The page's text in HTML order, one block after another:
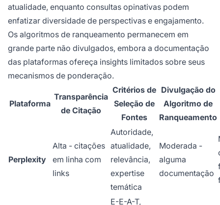
atualidade, enquanto consultas opinativas podem
enfatizar diversidade de perspectivas e engajamento.
Os algoritmos de ranqueamento permanecem em
grande parte não divulgados, embora a documentação
das plataformas ofereça insights limitados sobre seus
mecanismos de ponderação.
Plataforma
Transparência
de Citação
Critérios de
Seleção de
Fontes
Divulgação do
Algoritmo de
Ranqueamento
Perplexity
Alta - citações
em linha com
links
Autoridade,
atualidade,
relevância,
expertise
temática
Moderada -
alguma
documentação
E-E-A-T,